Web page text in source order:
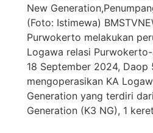
New
(Foto: Istimewa)
Purwokerto melakukan
Logawa relasi
18 September 2024,
mengoperasikan KA
Generation yang terdiri
Generation (K3 NG), 1